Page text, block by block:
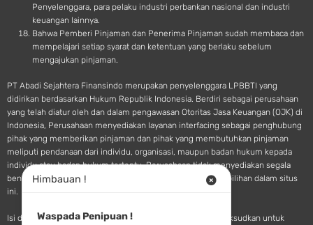
Penyelenggara, para pelaku industri perbankan nasional dan industri
keuangan lainnya.
Bahwa Pemberi Pinjaman dan Penerima Pinjaman sudah membaca dan
mempelajari setiap syarat dan ketentuan yang berlaku sebelum
mengajukan pinjaman.
PT Abadi Sejahtera Finansindo merupakan penyelenggara LPBBTI yang
didirikan berdasarkan Hukum Republik Indonesia. Berdiri sebagai perusahaan
yang telah diatur oleh dan dalam pengawasan Otoritas Jasa Keuangan (OJK) di
Indonesia, Perusahaan menyediakan layanan interfacing sebagai penghubung
pihak yang memberikan pinjaman dan pihak yang membutuhkan pinjaman
meliputi pendanaan dari individu, organisasi, maupun badan hukum kepada
individu atau badan hukum tertentu. Perusahaan tidak menyediakan segala
bentuk saran atau rekomendasi pendanaan terkait pilihan-pilihan dalam situs
ini.
Isi dan materi yang tersedia pada situs SINGA Fintech dimaksudkan untuk
Himbauan !
Waspada Penipuan !